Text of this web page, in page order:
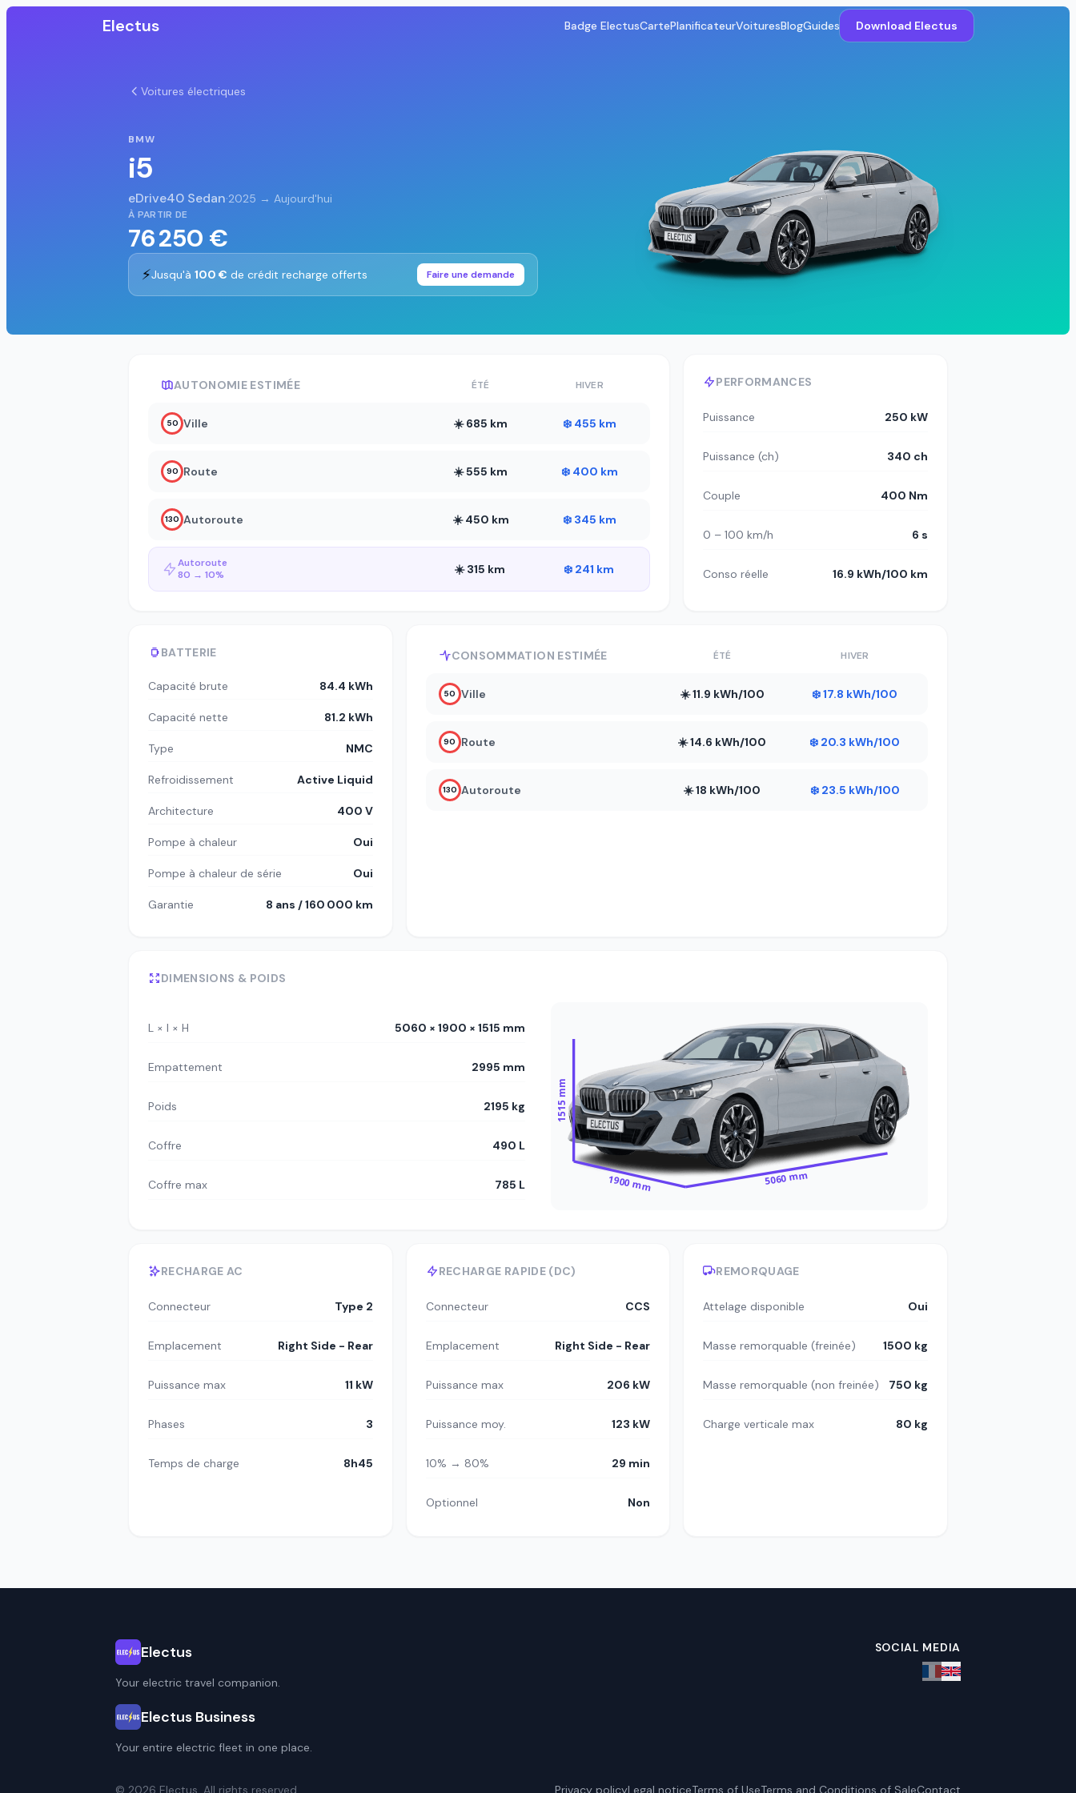
Electus Badge ElectusCartePlanificateurVoituresBlogGuides Download Electus
Voitures électriques
BMW
i5
eDrive40 Sedan·2025 → Aujourd'hui
À PARTIR DE
76 250 €
⚡Jusqu'à 100 € de crédit recharge offerts Faire une demande
AUTONOMIE ESTIMÉE ÉTÉ HIVER
50 Ville ☀️ 685 km ❄️ 455 km
90 Route ☀️ 555 km ❄️ 400 km
130 Autoroute ☀️ 450 km ❄️ 345 km
Autoroute
80 → 10%
☀️ 315 km ❄️ 241 km
PERFORMANCES
Puissance 250 kW
Puissance (ch) 340 ch
Couple 400 Nm
0 – 100 km/h 6 s
Conso réelle 16.9 kWh/100 km
BATTERIE
Capacité brute 84.4 kWh
Capacité nette 81.2 kWh
Type NMC
Refroidissement Active Liquid
Architecture 400 V
Pompe à chaleur Oui
Pompe à chaleur de série Oui
Garantie 8 ans / 160 000 km
CONSOMMATION ESTIMÉE ÉTÉ HIVER
50 Ville ☀️ 11.9 kWh/100 ❄️ 17.8 kWh/100
90 Route ☀️ 14.6 kWh/100 ❄️ 20.3 kWh/100
130 Autoroute ☀️ 18 kWh/100 ❄️ 23.5 kWh/100
DIMENSIONS & POIDS
L × l × H 5060 × 1900 × 1515 mm
Empattement 2995 mm
Poids 2195 kg
Coffre 490 L
Coffre max 785 L
1515 mm
1900 mm 5060 mm
RECHARGE AC
Connecteur Type 2
Emplacement Right Side - Rear
Puissance max 11 kW
Phases 3
Temps de charge 8h45
RECHARGE RAPIDE (DC)
Connecteur CCS
Emplacement Right Side - Rear
Puissance max 206 kW
Puissance moy. 123 kW
10% → 80% 29 min
Optionnel Non
REMORQUAGE
Attelage disponible Oui
Masse remorquable (freinée) 1500 kg
Masse remorquable (non freinée) 750 kg
Charge verticale max 80 kg
Electus
Your electric travel companion.
Electus Business
Your entire electric fleet in one place.
SOCIAL MEDIA
© 2026 Electus. All rights reserved. Privacy policyLegal noticeTerms of UseTerms and Conditions of SaleContact